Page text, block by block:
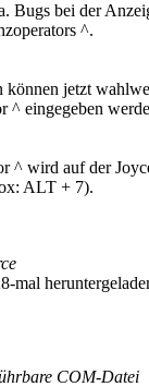
Bugs bei der
^.
können jetzt
^ eingegeben
^ wird auf der
ALT + 7).
mal
COM-Datei